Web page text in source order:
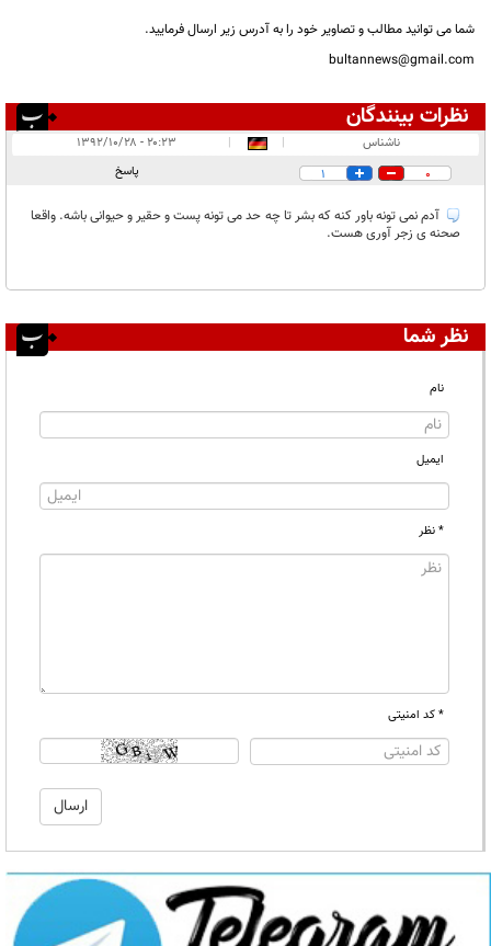
شما می توانید مطالب و تصاویر خود را به آدرس زیر ارسال فرمایید.
bultannews@gmail.com
نظرات بینندگان
در انتظار بررسی:۱
ناشناس |
|
۲۰:۲۳ - ۱۳۹۲/۱۰/۲۸
0
1 پاسخ
آدم نمی تونه باور کنه که بشر تا چه حد می تونه پست و حقیر و حیوانی باشه. واقعا
صحنه ی زجر آوری هست.
نظر شما
نام
ایمیل
* نظر
* کد امنیتی